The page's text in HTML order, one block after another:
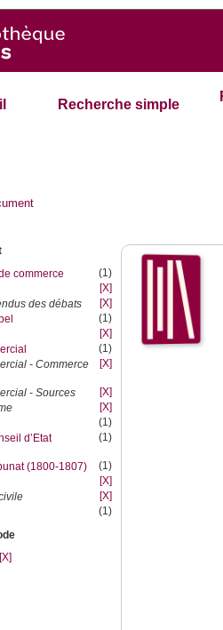
Recherche simple
commerce
(1)
[X]
des débats
[X]
(1)
[X]
(1)
- Commerce
[X]
- Sources
[X]
[X]
(1)
d’Etat
(1)
(1800-1807)
(1)
[X]
[X]
(1)
[X]